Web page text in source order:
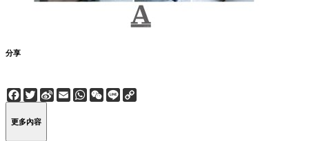
分享
Facebook
Twitter
Sina
Weibo
EmailWhatsApp
WeChat
Line
更多內容